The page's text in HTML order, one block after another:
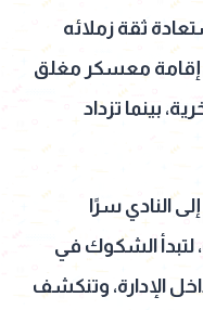
ثقة زملائه
إقامة معسكر مغلق
بينما تزداد
النادي سرًا
لتبدأ الشكوك في
الإدارة، وتنكشف